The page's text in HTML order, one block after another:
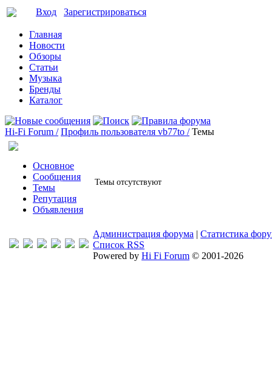
Вход Зарегистрироваться
Главная
Новости
Обзоры
Статьи
Музыка
Бренды
Каталог
Hi-Fi Forum / Профиль пользователя vb77to / Темы
Основное
Сообщения
Темы
Репутация
Объявления
Темы отсутствуют
Администрация форума | Статистика
Список RSS
Powered by Hi Fi Forum © 2001-2026